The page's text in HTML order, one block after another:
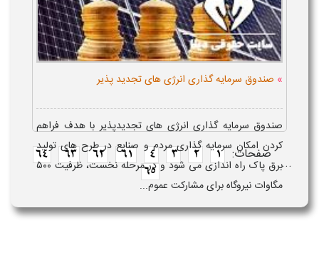
» صندوق سرمایه گذاری انرژی های تجدید پذیر
صندوق سرمایه گذاری انرژی های تجدیدپذیر با هدف فراهم
کردن امکان سرمایه گذاری مردم و صنایع در طرح های تولید
برق پاک راه اندازی می شود و در مرحله نخست، ظرفیت ۵۰۰
مگاوات نیروگاه برای مشارکت عموم...
صفحات: 1
2
3
4 ...
61
62
63
64
65